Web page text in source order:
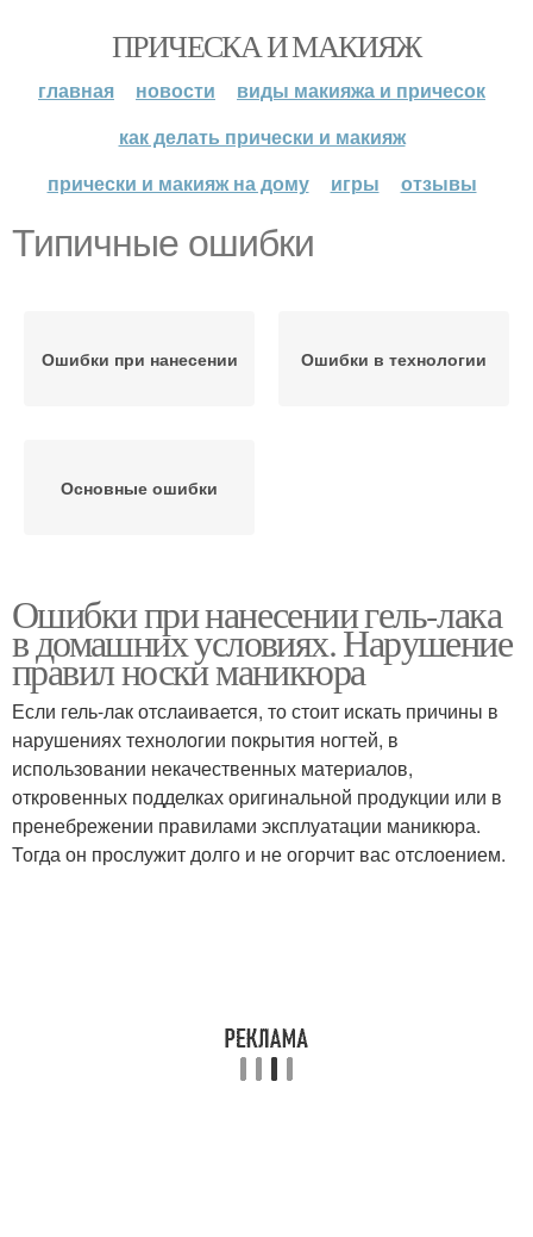
ПРИЧЕСКА И МАКИЯЖ
главная новости
виды макияжа и причесок
как делать прически и макияж
прически и макияж на дому
игры отзывы
Типичные ошибки
Ошибки при нанесении Ошибки в технологии
Основные ошибки
Ошибки при нанесении гель-лака
в домашних условиях. Нарушение
правил носки маникюра
Если гель-лак отслаивается, то стоит искать причины в
нарушениях технологии покрытия ногтей, в
использовании некачественных материалов,
откровенных подделках оригинальной продукции или в
пренебрежении правилами эксплуатации маникюра.
Тогда он прослужит долго и не огорчит вас отслоением.